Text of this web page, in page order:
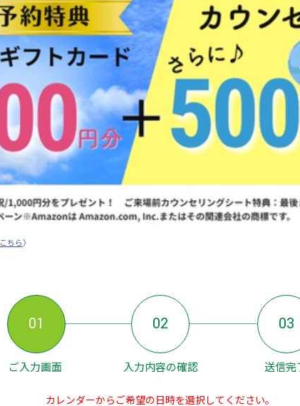
こちら〉
01
ご入力画面
02
入力内容の確認
03
送信完
カレンダーからご希望の日時を選択してください。